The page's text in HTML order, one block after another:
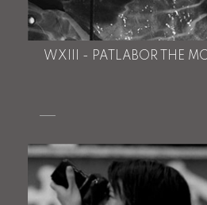
WXIII - PATLABOR THE